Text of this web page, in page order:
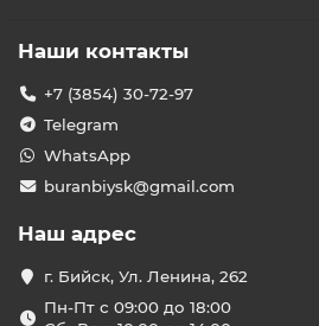
Наши контакты
+7 (3854) 30-72-97
Telegram
WhatsApp
buranbiysk@gmail.com
Наш адрес
г. Бийск, Ул. Ленина, 262
Пн-Пт с 09:00 до 18:00